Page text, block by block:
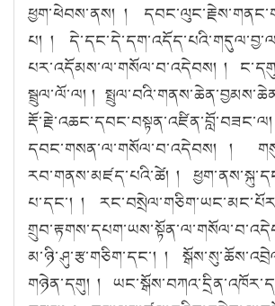
ཕྱག་ཕེབས་ནས། །
པ། །
པར་འདོམས་ལ་གསོལ་བ་འདེབས། །
སྦྲུལ་ལོ་ལ། །
དབང་གསན་ལ་གསོལ་བ་འདེབས། །
རབ་གནས་མཛད་པའི་ཚེ། །
པ་དང་། །
མ་ཉི་ཤུ་རྩ་གཅིག་དང་། །
གཉེན་དགུ། །